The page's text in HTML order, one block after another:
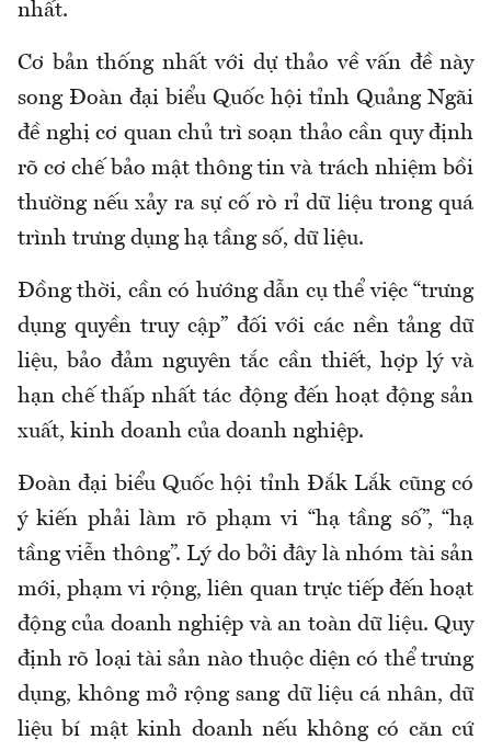
nhất.
Cơ bản thống nhất với dự thảo về vấn đề này
song Đoàn đại biểu Quốc hội tỉnh Quảng Ngãi
đề nghị cơ quan chủ trì soạn thảo cần quy định
rõ cơ chế bảo mật thông tin và trách nhiệm bồi
thường nếu xảy ra sự cố rò rỉ dữ liệu trong quá
trình trưng dụng hạ tầng số, dữ liệu.
Đồng thời, cần có hướng dẫn cụ thể việc “trưng
dụng quyền truy cập” đối với các nền tảng dữ
liệu, bảo đảm nguyên tắc cần thiết, hợp lý và
hạn chế thấp nhất tác động đến hoạt động sản
xuất, kinh doanh của doanh nghiệp.
Đoàn đại biểu Quốc hội tỉnh Đắk Lắk cũng có
ý kiến phải làm rõ phạm vi “hạ tầng số”, “hạ
tầng viễn thông”. Lý do bởi đây là nhóm tài sản
mới, phạm vi rộng, liên quan trực tiếp đến hoạt
động của doanh nghiệp và an toàn dữ liệu. Quy
định rõ loại tài sản nào thuộc diện có thể trưng
dụng, không mở rộng sang dữ liệu cá nhân, dữ
liệu bí mật kinh doanh nếu không có căn cứ